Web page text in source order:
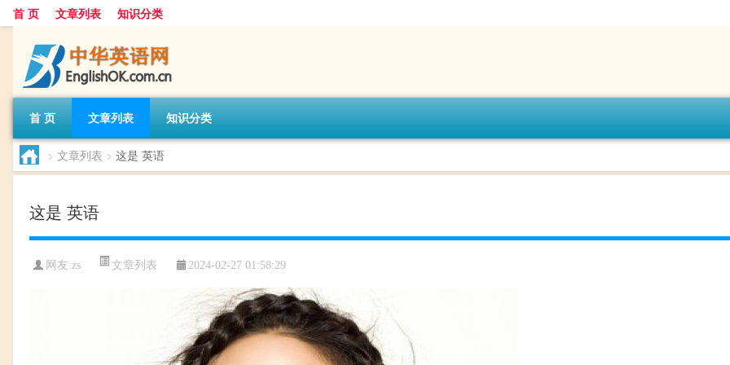
首 页 文章列表 知识分类
首 页 文章列表 知识分类
> 文章列表 > 这是 英语
这是 英语
网友:zs 文章列表 2024-02-27 01:58:29